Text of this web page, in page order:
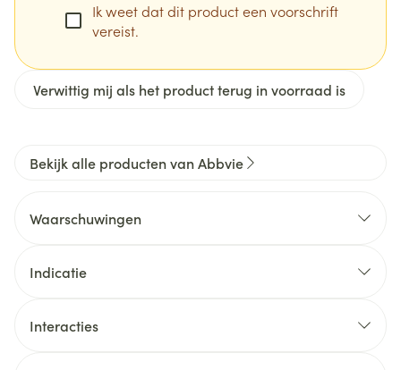
Ik weet dat dit product een voorschrift
vereist.
Verwittig mij als het product terug in voorraad is
Bekijk alle producten van Abbvie
Waarschuwingen
Indicatie
Interacties